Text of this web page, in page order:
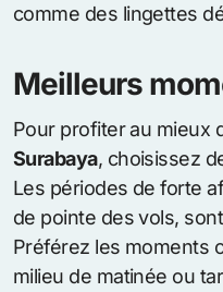
comme des lingettes
Meilleurs
Pour profiter au mieux
Surabaya, choisissez
Les périodes de forte
de pointe des vols,
Préférez les moments
milieu de matinée ou